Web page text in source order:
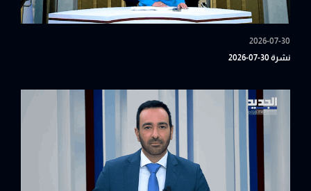
2026-07-30
نشرة 30-07-2026